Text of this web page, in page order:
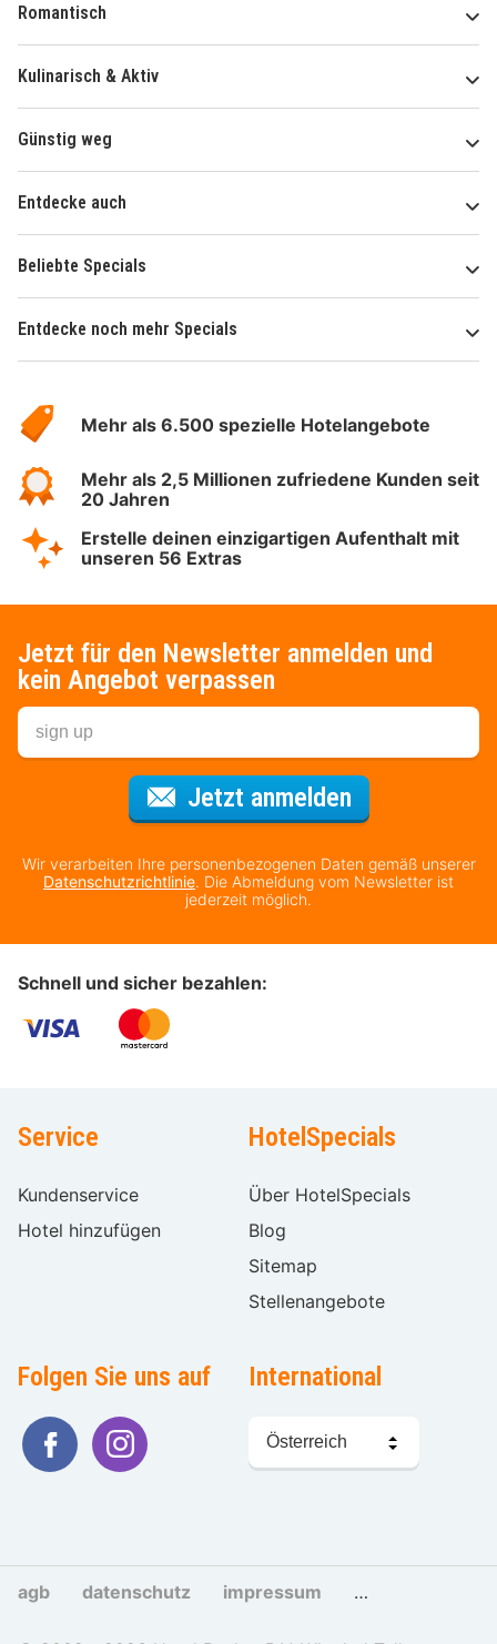
Romantisch
Kulinarisch & Aktiv
Günstig weg
Entdecke auch
Beliebte Specials
Entdecke noch mehr Specials
Hotelspecials
Mehr als 6.500 spezielle Hotelangebote
Mehr als 2,5 Millionen zufriedene Kunden seit
20 Jahren
Erstelle deinen einzigartigen Aufenthalt mit
unseren 56 Extras
Jetzt für den Newsletter anmelden und
kein Angebot verpassen
Jetzt anmeldenFür den
Wir verarbeiten Ihre personenbezogenen Daten gemäß unserer
Datenschutzrichtlinie. Die Abmeldung vom Newsletter ist
jederzeit möglich.
Schnell und sicher bezahlen:
Service
Kundenservice
Hotel hinzufügen
HotelSpecials
Über HotelSpecials
Blog
Sitemap
Stellenangebote
Folgen Sie uns auf International
Sprache
wählen
agb datenschutz impressum cookies und